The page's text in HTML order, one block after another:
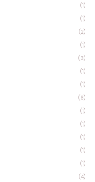
(1)
(1)
(2)
(1)
(3)
(1)
(1)
(6)
(1)
(1)
(1)
(1)
(1)
(4)